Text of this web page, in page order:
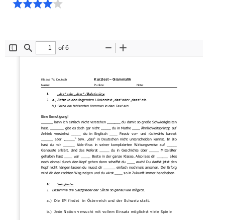
ToggleFind
of 6
Zoom
Klasse 7a; Deutsch Kurztest – Grammatik
Name: Punkte: Note:
I.
„das“ oder „dass“ / Relativsätze
1.
a.) Setze in den folgenden Lückentext „das“ oder „dass“ ein.
b.) Setze die fehlenden Kommas in den Text ein.
Eine Ermutigung!
______ kann ich einfach nicht verstehen _______ du damit so große Schwierigkeiten
hast. _______ gibt es doch gar nicht _____ du in Mathe ____ Ähnlichkeitsprinzip auf
Anhieb  verstehst  _____  du  in  Englisch  ____  Passiv  vor-
und  rückwärts  kannst
______ aber „_____“ bzw. „das“ in Deutschen  nicht  unterscheiden  kannst.
In  Bio
hast  du  mir  ______  Aids-Virus  in  seiner  komplizierten  Wirkungsweise  auf  _____
Genauste  erklärt.  Und  das  Referat  _____  du  in  Geschichte  über  _____  Mittelalter
gehalten hast ____ war _____ Beste in der ganze Klasse. Also lass dir ______ alles
noch einmal durch den Kopf gehen dann schaffst du ____ auch! Du darfst jetzt den
Kopf nicht hängen lassen du musst dir ______ einfach nochmals ansehen. Der Erfolg
wird dir den rechten Weg zeigen und du wirst ____ so in Zukunft immer handhaben.
II.
Satzglieder
1.
Bestimme die Satzglieder der Sätze so genau wie möglich.
a. ) Die EM fin det   in Ö sterreich und  der  S chweiz s t at t.
b.) Jede Na tion versuc ht mi t v ollem Eins a tz  mö glichst  viele  Spiele